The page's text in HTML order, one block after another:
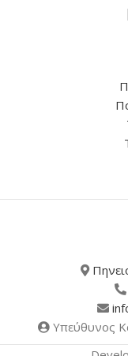
Υπεύθυνος